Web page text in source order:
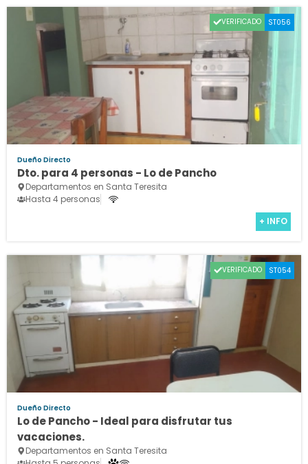
VERIFICADO ST056
Dueño Directo
Dto. para 4 personas - Lo de Pancho
Departamentos en Santa Teresita
Hasta 4 personas
+ INFO
VERIFICADO ST054
Dueño Directo
Lo de Pancho - Ideal para disfrutar tus
vacaciones.
Departamentos en Santa Teresita